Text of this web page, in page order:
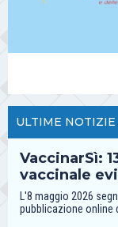
ULTIME NOTIZIE
VaccinarSì:
vaccinale
L'8 maggio 2026
pubblicazione online